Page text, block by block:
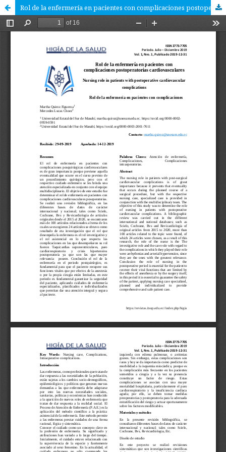
Rol de la enfermería en pacientes con complicaciones postoperatorias cardiovasculares